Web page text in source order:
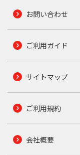
お問い合わせ
ご利用ガイド
サイトマップ
ご利用規約
会社概要